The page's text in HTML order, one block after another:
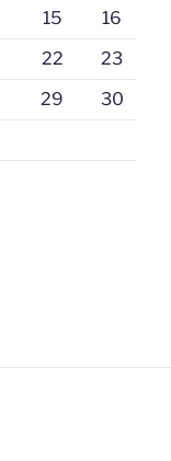
15
16
22
23
29
30